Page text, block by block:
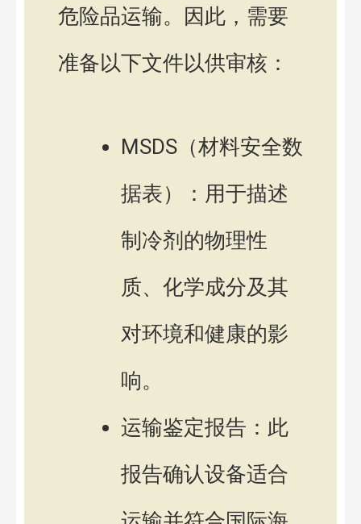
危险品运输。因此，需要
准备以下文件以供审核：
MSDS（材料安全数
据表）：用于描述
制冷剂的物理性
质、化学成分及其
对环境和健康的影
响。
运输鉴定报告：此
报告确认设备适合